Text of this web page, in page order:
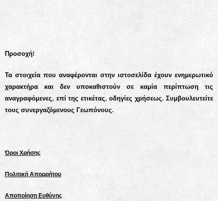
Προσοχή!
Τα στοιχεία που αναφέρονται στην ιστοσελίδα έχουν ενημερωτικό
χαρακτήρα και δεν υποκαθιστούν σε καμία περίπτωση τις
αναγραφόμενες, επί της ετικέτας, οδηγίες χρήσεως. Συμβουλευτείτε
τους συνεργαζόμενους Γεωπόνους.
Όροι Χρήσης
Πολιτική Απορρήτου
Αποποίηση Ευθύνης